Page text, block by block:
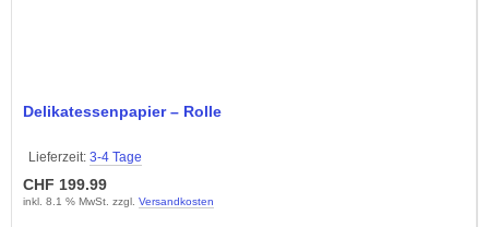
Delikatessenpapier – Rolle
Lieferzeit: 3-4 Tage
CHF 199.99
inkl. 8.1 % MwSt. zzgl. Versandkosten